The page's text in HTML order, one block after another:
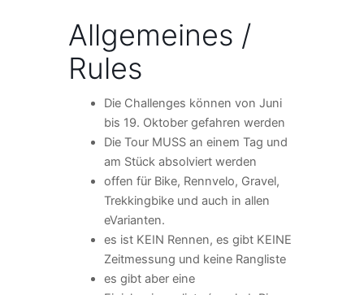
Allgemeines /
Rules
Die Challenges können von Juni
bis 19. Oktober gefahren werden
Die Tour MUSS an einem Tag und
am Stück absolviert werden
offen für Bike, Rennvelo, Gravel,
Trekkingbike und auch in allen
eVarianten.
es ist KEIN Rennen, es gibt KEINE
Zeitmessung und keine Rangliste
es gibt aber eine